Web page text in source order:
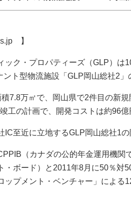
】
ック・プロパティーズ（GLP）は
ト型物流施設「GLP岡山総社2
7.8万㎡で、岡山県で2件目の新
工の計画で、開発コストは約96億
IC至近に立地するGLP岡山総社1
（カナダの公的年金運用機関
・ボード）と2011年8月に50％対
ップメント・ベンチャー」による